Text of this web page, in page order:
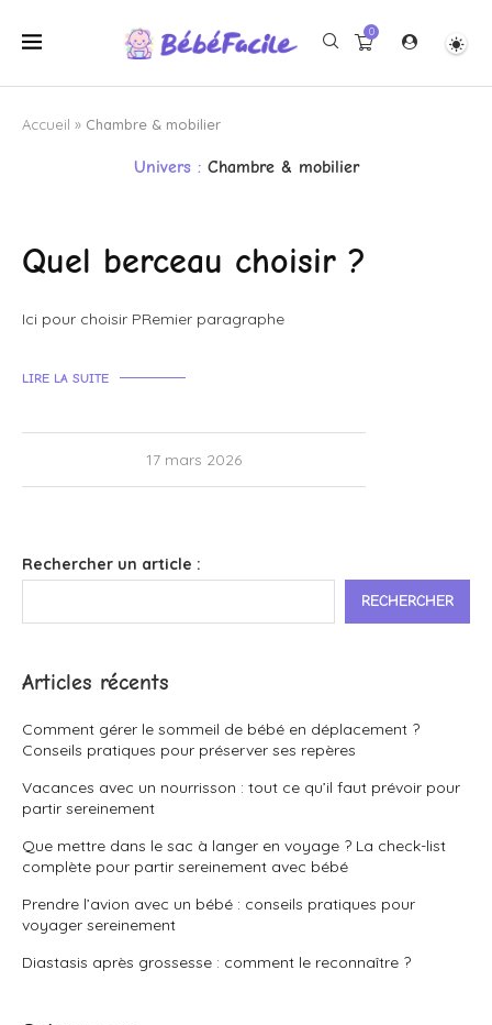
0
Accueil » Chambre & mobilier
Univers : Chambre & mobilier
Quel berceau choisir ?
Ici pour choisir PRemier paragraphe
LIRE LA SUITE
17 mars 2026
Rechercher un article :
RECHERCHER
Articles récents
Comment gérer le sommeil de bébé en déplacement ?
Conseils pratiques pour préserver ses repères
Vacances avec un nourrisson : tout ce qu’il faut prévoir pour
partir sereinement
Que mettre dans le sac à langer en voyage ? La check-list
complète pour partir sereinement avec bébé
Prendre l’avion avec un bébé : conseils pratiques pour
voyager sereinement
Diastasis après grossesse : comment le reconnaître ?